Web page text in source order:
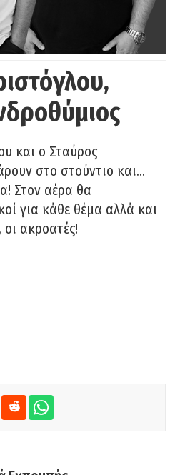
και ο Σταύρος
στο στούντιο και…
Στον αέρα θα
για κάθε θέμα αλλά και
οι ακροατές!